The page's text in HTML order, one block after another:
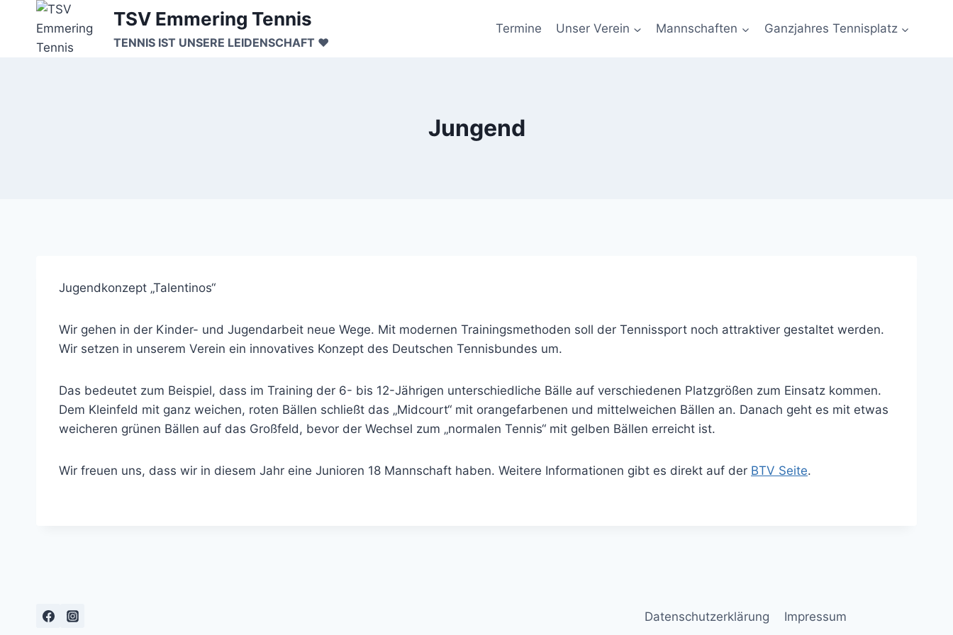
springen
TSV Emmering Tennis
TENNIS IST UNSERE LEIDENSCHAFT ❤️
Termine Unser Verein Mannschaften Ganzjahres Tennisplatz
Jungend
Jugendkonzept „Talentinos“
Wir gehen in der Kinder- und Jugendarbeit neue Wege. Mit modernen Trainingsmethoden soll der Tennissport noch attraktiver gestaltet werden.
Wir setzen in unserem Verein ein innovatives Konzept des Deutschen Tennisbundes um.
Das bedeutet zum Beispiel, dass im Training der 6- bis 12-Jährigen unterschiedliche Bälle auf verschiedenen Platzgrößen zum Einsatz kommen.
Dem Kleinfeld mit ganz weichen, roten Bällen schließt das „Midcourt“ mit orangefarbenen und mittelweichen Bällen an. Danach geht es mit etwas
weicheren grünen Bällen auf das Großfeld, bevor der Wechsel zum „normalen Tennis“ mit gelben Bällen erreicht ist.
Wir freuen uns, dass wir in diesem Jahr eine Junioren 18 Mannschaft haben. Weitere Informationen gibt es direkt auf der BTV Seite.
Datenschutzerklärung Impressum